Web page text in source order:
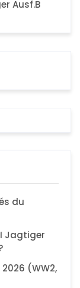
Ausf.B
du
Jagtiger
(WW2,